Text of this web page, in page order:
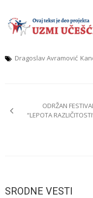
Dragoslav Avramović
ODRŽAN FESTIVAL
“LEPOTA
SRODNE VESTI